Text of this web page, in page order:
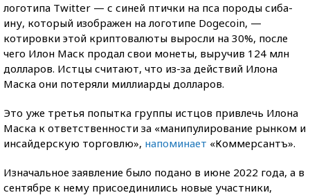
логотипа Twitter — с синей птички на пса породы сиба-
ину, который изображен на логотипе Dogecoin, —
котировки этой криптовалюты выросли на 30%, после
чего Илон Маск продал свои монеты, выручив 124 млн
долларов. Истцы считают, что из-за действий Илона
Маска они потеряли миллиарды долларов.
Это уже третья попытка группы истцов привлечь Илона
Маска к ответственности за «манипулирование рынком и
инсайдерскую торговлю», напоминает «Коммерсантъ».
Изначальное заявление было подано в июне 2022 года, а в
сентябре к нему присоединились новые участники,